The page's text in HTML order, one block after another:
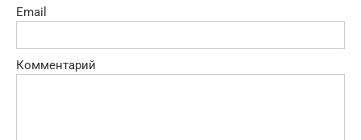
Email
Комментарий